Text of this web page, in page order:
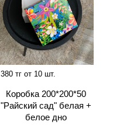
380 тг от 10 шт.
Коробка 200*200*50
"Райский сад" белая +
белое дно